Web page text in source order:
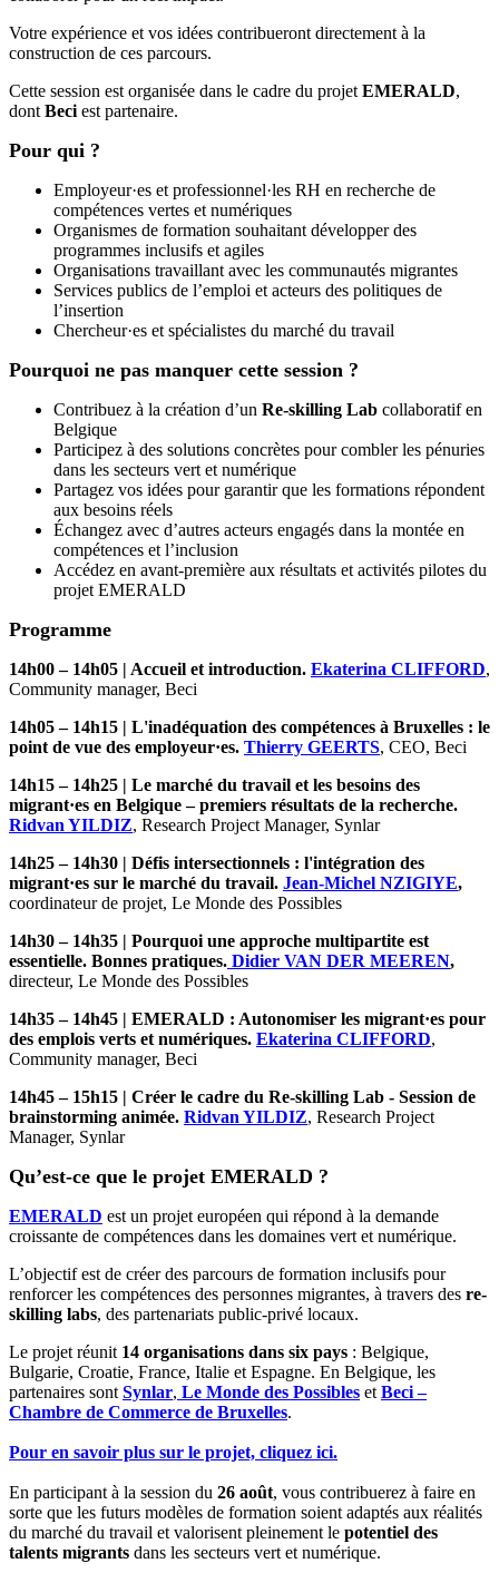
Votre expérience et vos idées contribueront directement à la
construction de ces parcours.
Cette session est organisée dans le cadre du projet EMERALD,
dont Beci est partenaire.
Pour qui ?
Employeur·es et professionnel·les RH en recherche de
compétences vertes et numériques
Organismes de formation souhaitant développer des
programmes inclusifs et agiles
Organisations travaillant avec les communautés migrantes
Services publics de l’emploi et acteurs des politiques de
l’insertion
Chercheur·es et spécialistes du marché du travail
Pourquoi ne pas manquer cette session ?
Contribuez à la création d’un Re-skilling Lab collaboratif en
Belgique
Participez à des solutions concrètes pour combler les pénuries
dans les secteurs vert et numérique
Partagez vos idées pour garantir que les formations répondent
aux besoins réels
Échangez avec d’autres acteurs engagés dans la montée en
compétences et l’inclusion
Accédez en avant-première aux résultats et activités pilotes du
projet EMERALD
Programme
14h00 – 14h05 | Accueil et introduction.​ Ekaterina CLIFFORD,
Community manager, Beci
14h05 – 14h15 | L'inadéquation des compétences à Bruxelles : le
point de vue des employeur·es. Thierry GEERTS, CEO, Beci
14h15 – 14h25 | Le marché du travail et les besoins des
migrant·es en Belgique – premiers résultats de la recherche.
Ridvan YILDIZ, Research Project Manager, Synlar
14h25 – 14h30 | Défis intersectionnels : l'intégration des
migrant·es sur le marché du travail. Jean-Michel NZIGIYE,
coordinateur de projet, Le Monde des Possibles
14h30 – 14h35 | Pourquoi une approche multipartite est
essentielle. Bonnes pratiques. Didier VAN DER MEEREN,
directeur, Le Monde des Possibles
14h35 – 14h45 | EMERALD : Autonomiser les migrant·es pour
des emplois verts et numériques. Ekaterina CLIFFORD,
Community manager, Beci
14h45 – 15h15 | Créer le cadre du Re-skilling Lab - Session de
brainstorming animée. Ridvan YILDIZ, Research Project
Manager, Synlar
Qu’est-ce que le projet EMERALD ?
EMERALD est un projet européen qui répond à la demande
croissante de compétences dans les domaines vert et numérique.
L’objectif est de créer des parcours de formation inclusifs pour
renforcer les compétences des personnes migrantes, à travers des re-
skilling labs, des partenariats public-privé locaux.
Le projet réunit 14 organisations dans six pays : Belgique,
Bulgarie, Croatie, France, Italie et Espagne. En Belgique, les
partenaires sont Synlar, Le Monde des Possibles et Beci –
Chambre de Commerce de Bruxelles.
Pour en savoir plus sur le projet, cliquez ici.
En participant à la session du 26 août, vous contribuerez à faire en
sorte que les futurs modèles de formation soient adaptés aux réalités
du marché du travail et valorisent pleinement le potentiel des
talents migrants dans les secteurs vert et numérique.